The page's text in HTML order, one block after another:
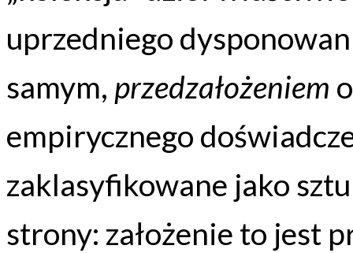
uprzedniego
samym, przedzałożeniem
empirycznego
zaklasyfikowane jako
strony: założenie to jest